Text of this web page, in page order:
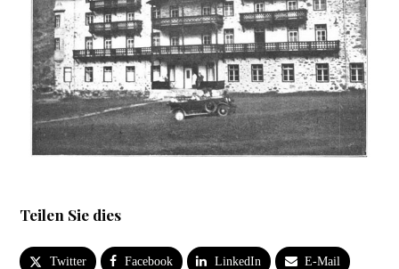
Teilen Sie dies
Twitter Facebook LinkedIn E-Mail